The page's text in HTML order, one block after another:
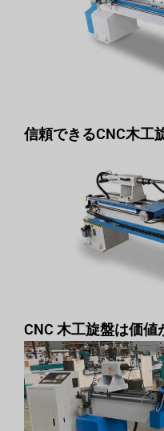
信頼できるCNC木工
CNC 木工旋盤は価